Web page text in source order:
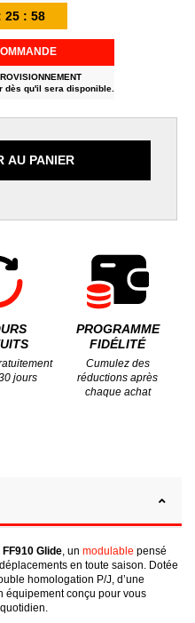
25 : 57
dès qu'il sera disponible.
AU PANIER
jours
PROGRAMME
FIDÉLITÉ
Cumulez des
réductions après
chaque achat
Glide, un modulable pensé
en toute saison. Dotée
homologation P/J, d’une
équipement conçu pour vous